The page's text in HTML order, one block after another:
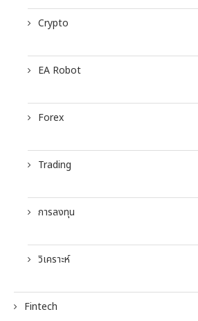
Crypto
EA Robot
Forex
Trading
การลงทุน
วิเคราะห์
Fintech